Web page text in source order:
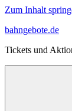
Zum Inhalt
bahngebote.de
Tickets und